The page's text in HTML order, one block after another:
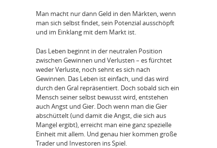
Man macht nur dann Geld in den Märkten, wenn
man sich selbst findet, sein Potenzial ausschöpft
und im Einklang mit dem Markt ist.
Das Leben beginnt in der neutralen Position
zwischen Gewinnen und Verlusten – es fürchtet
weder Verluste, noch sehnt es sich nach
Gewinnen. Das Leben ist einfach, und das wird
durch den Gral repräsentiert. Doch sobald sich ein
Mensch seiner selbst bewusst wird, entstehen
auch Angst und Gier. Doch wenn man die Gier
abschüttelt (und damit die Angst, die sich aus
Mangel ergibt), erreicht man eine ganz spezielle
Einheit mit allem. Und genau hier kommen große
Trader und Investoren ins Spiel.